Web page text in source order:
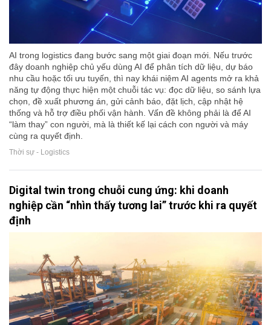
AI trong logistics đang bước sang một giai đoạn mới. Nếu trước
đây doanh nghiệp chủ yếu dùng AI để phân tích dữ liệu, dự báo
nhu cầu hoặc tối ưu tuyến, thì nay khái niệm AI agents mở ra khả
năng tự động thực hiện một chuỗi tác vụ: đọc dữ liệu, so sánh lựa
chọn, đề xuất phương án, gửi cảnh báo, đặt lịch, cập nhật hệ
thống và hỗ trợ điều phối vận hành. Vấn đề không phải là để AI
“làm thay” con người, mà là thiết kế lại cách con người và máy
cùng ra quyết định.
Thời sự - Logistics
Digital twin trong chuỗi cung ứng: khi doanh
nghiệp cần “nhìn thấy tương lai” trước khi ra quyết
định